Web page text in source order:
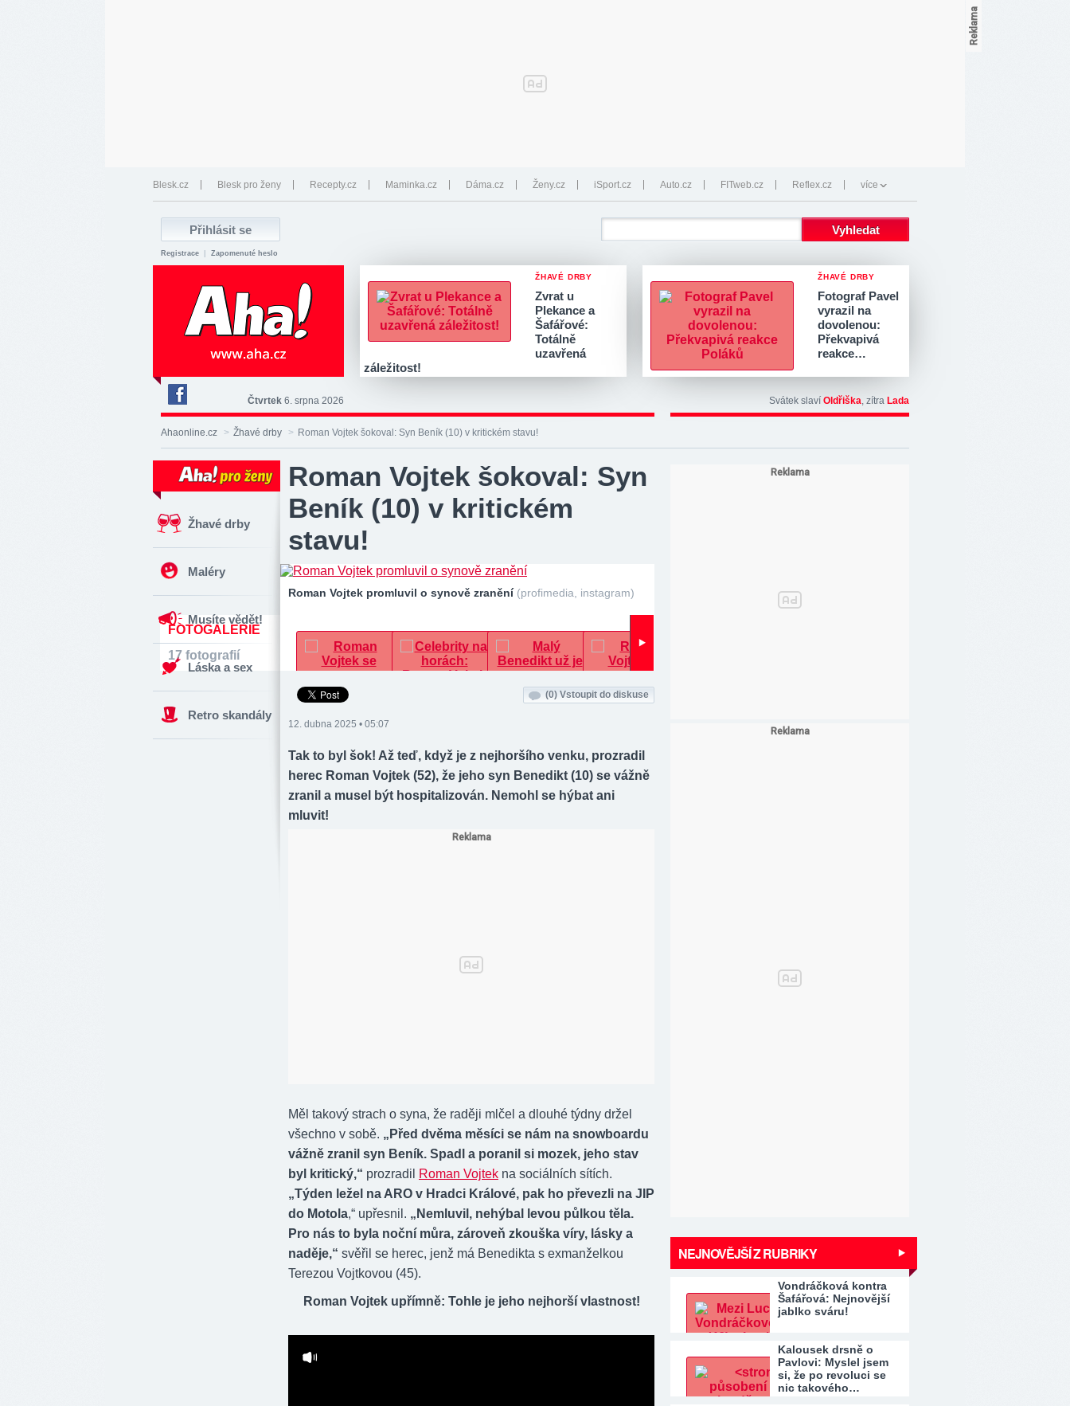
Blesk.cz Blesk pro ženy Recepty.cz Maminka.cz Dáma.cz Ženy.cz iSport.cz Auto.cz FITweb.cz Reflex.cz více
Registrace Zapomenuté heslo
ŽHAVÉ DRBY
Zvrat u
Plekance a
Šafářové:
Totálně
uzavřená
záležitost!
ŽHAVÉ DRBY
Fotograf Pavel
vyrazil na
dovolenou:
Překvapivá
reakce…
Deník
Aha!
na
Čtvrtek 6. srpna 2026 Svátek slaví Oldřiška, zítra Lada
Ahaonline.cz > Žhavé drby > Roman Vojtek šokoval: Syn Beník (10) v kritickém stavu!
Žhavé drby
Maléry
Musíte vědět!
Láska a sex
Retro skandály
Roman Vojtek šokoval: Syn
Beník (10) v kritickém
stavu!
Roman Vojtek promluvil o synově zranění (profimedia, instagram)
FOTOGALERIE
17 fotografií
(0) Vstoupit do diskuse
12. dubna 2025 • 05:07
Tak to byl šok! Až teď, když je z nejhoršího venku, prozradil
herec Roman Vojtek (52), že jeho syn Benedikt (10) se vážně
zranil a musel být hospitalizován. Nemohl se hýbat ani
mluvit!
Měl takový strach o syna, že raději mlčel a dlouhé týdny držel
všechno v sobě. „Před dvěma měsíci se nám na snowboardu
vážně zranil syn Beník. Spadl a poranil si mozek, jeho stav
byl kritický,“ prozradil Roman Vojtek na sociálních sítích.
„Týden ležel na ARO v Hradci Králové, pak ho převezli na JIP
do Motola,“ upřesnil. „Nemluvil, nehýbal levou půlkou těla.
Pro nás to byla noční můra, zároveň zkouška víry, lásky a
naděje,“ svěřil se herec, jenž má Benedikta s exmanželkou
Terezou Vojtkovou (45).
Roman Vojtek upřímně: Tohle je jeho nejhorší vlastnost!
NEJNOVĚJŠÍ Z RUBRIKY
Vondráčková kontra
Šafářová: Nejnovější
jablko sváru!
Kalousek drsně o
Pavlovi: Myslel jsem
si, že po revoluci se
nic takového…